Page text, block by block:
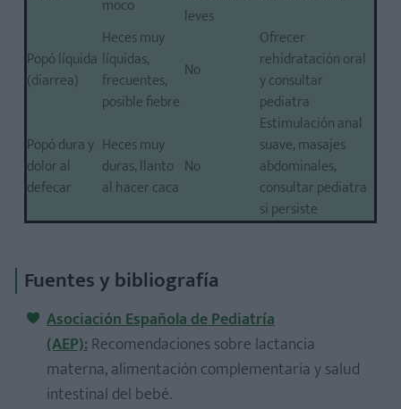
moco
leves
Popó líquida
(diarrea)
Heces muy
líquidas,
frecuentes,
posible fiebre
No
Ofrecer
rehidratación oral
y consultar
pediatra
Popó dura y
dolor al
defecar
Heces muy
duras, llanto
al hacer caca
No
Estimulación anal
suave, masajes
abdominales,
consultar pediatra
si persiste
Fuentes y bibliografía
Asociación Española de Pediatría
(AEP):Recomendaciones sobre lactancia
materna, alimentación complementaria y salud
intestinal del bebé.